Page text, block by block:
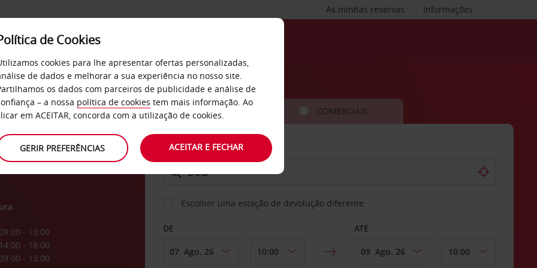
Informações
As minhas reservas
SERVIÇOS EMPRESAS
09:00 - 13:00
14:00 - 18:00
09:00 - 13:00
CARRO COMERCIAIS
LEVANTAR EM
Escolher uma estação de devolução diferente
DE ATÉ
de Cookies
cookies para lhe apresentar ofertas personalizadas,
de dados e melhorar a sua experiência no nosso site.
os dados com parceiros de publicidade e análise de
– a nossa política de cookies tem mais informação. Ao
em ACEITAR, concorda com a utilização de cookies.
GERIR PREFERÊNCIAS ACEITAR E FECHAR